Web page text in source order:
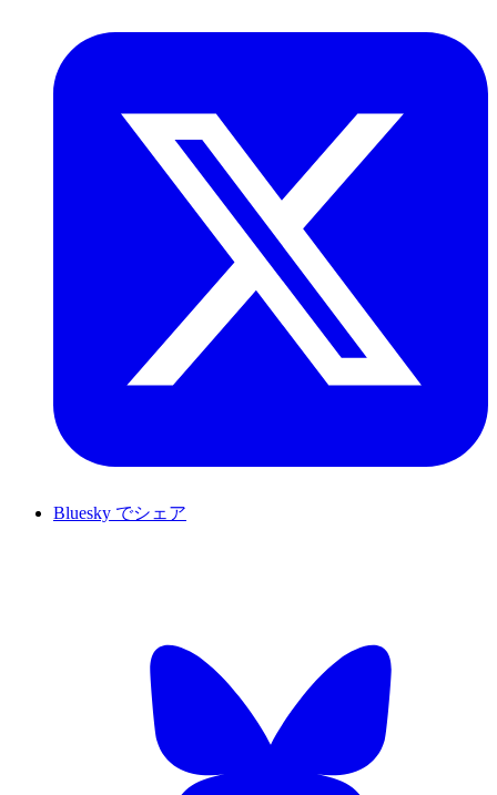
Bluesky でシェア